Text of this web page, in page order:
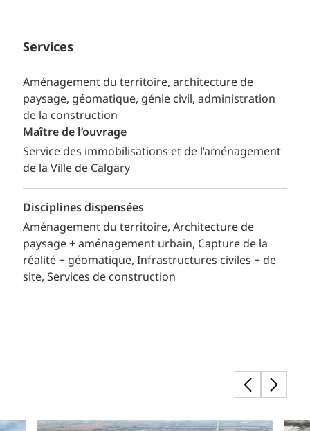
Services
Aménagement du territoire, architecture de
paysage, géomatique, génie civil, administration
de la construction
Maître de l’ouvrage
Service des immobilisations et de l’aménagement
de la Ville de Calgary
Disciplines dispensées
Aménagement du territoire Architecture de
paysage + aménagement urbain Capture de la
réalité + géomatique Infrastructures civiles + de
site Services de construction